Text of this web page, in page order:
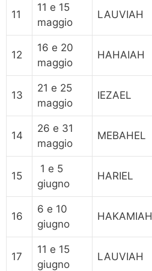
11
11 e 15
maggio
LAUVIAH
12
16 e 20
maggio
HAHAIAH
13
21 e 25
maggio
IEZAEL
14
26 e 31
maggio
MEBAHEL
15
1 e 5
giugno
HARIEL
16
6 e 10
giugno
HAKAMIAH
17
11 e 15
giugno
LAUVIAH